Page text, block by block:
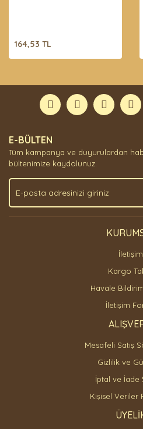
164,53 TL
E-BÜLTEN
Tüm kampanya ve duyurulardan
bültenimize kaydolunuz.
İletişim
Kargo
Havale
İletişim
Mesafeli Satış
Gizlilik ve
İptal ve İade
Kişisel Veriler